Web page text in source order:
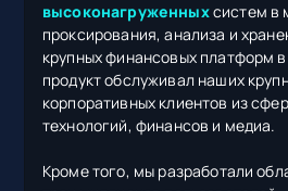
высоконагруженныхсистем в
проксирования, анализа и
крупных финансовых платформ
продукт обслуживал наших
корпоративных клиентов из
технологий, финансов и медиа.
Кроме того, мы разработали